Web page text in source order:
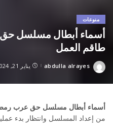
منوعات
طاقم العمل
Posted
abdulla alrayes يناير 21, 2024
أسماء أبطال مسلسل حق عرب رمضان 2024.. طاقم
من إعداد المسلسل وانتظار بدء